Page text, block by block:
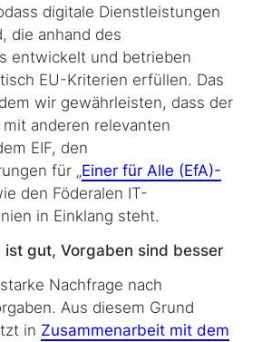
digitale Dienstleistungen
die anhand des
entwickelt und betrieben
EU-Kriterien erfüllen. Das
wir gewährleisten, dass der
anderen relevanten
EIF, den
für „Einer für Alle (EfA)-
den Föderalen IT-
in Einklang steht.
ist gut, Vorgaben sind besser
Nachfrage nach
Aus diesem Grund
in Zusammenarbeit mit dem